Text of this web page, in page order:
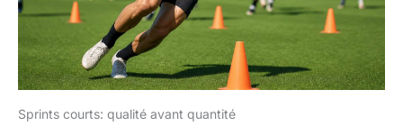
Sprints courts: qualité avant quantité